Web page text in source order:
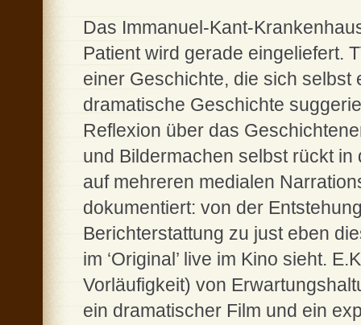
Das Immanuel-Kant-
Patient wird gerade eingeliefert.
einer Geschichte, die sich selbst
dramatische Geschichte
Reflexion über das
und Bildermachen selbst rückt
auf mehreren medialen
dokumentiert: von der
Berichterstattung zu just eben
im ‘Original’ live im Kino sieht.
Vorläufigkeit) von
ein dramatischer Film und ein